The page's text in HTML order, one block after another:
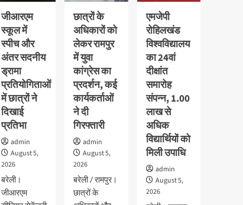
जीआरएम
स्कूल में
स्पीच और
अंतर सदनीय
ड्रामा
प्रतियोगिताओं
में छात्रों ने
दिखाई
प्रतिभा
admin
August 5,
2026
बरेली।
जीआरएम
छात्रों के
अधिकारों को
लेकर रामपुर
में युवा
कांग्रेस का
प्रदर्शन, कई
कार्यकर्ताओं
ने दी
गिरफ्तारी
admin
August 5,
2026
बरेली / रामपुर।
छात्रों के
एमजेपी
रोहिलखंड
विश्वविद्यालय
का 24वां
दीक्षांत
समारोह
संपन्न, 1.00
लाख से
अधिक
विद्यार्थियों को
मिली उपाधि
admin
August 5,
2026